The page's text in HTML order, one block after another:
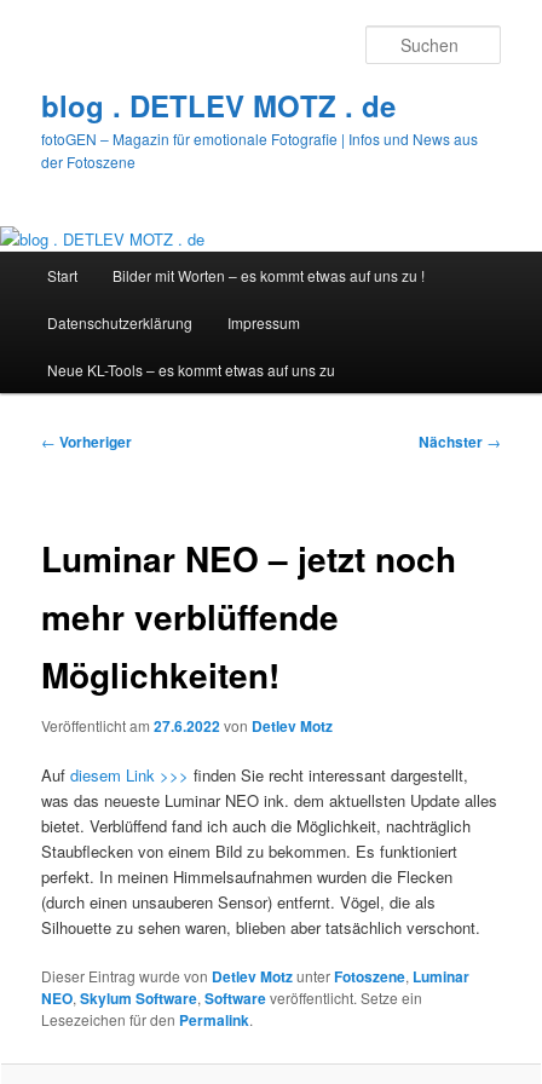
blog . DETLEV MOTZ . de
fotoGEN – Magazin für emotionale Fotografie | Infos und News aus
der Fotoszene
Start Bilder mit Worten – es kommt etwas auf uns zu !
Datenschutzerklärung Impressum
Neue KL-Tools – es kommt etwas auf uns zu
Beitragsnavigation
← Vorheriger Nächster →
Luminar NEO – jetzt noch
mehr verblüffende
Möglichkeiten!
Veröffentlicht am27.6.2022von Detlev Motz
Aufdiesem Link >>> finden Sie recht interessant dargestellt,
was das neueste Luminar NEO ink. dem aktuellsten Update alles
bietet. Verblüffend fand ich auch die Möglichkeit, nachträglich
Staubflecken von einem Bild zu bekommen. Es funktioniert
perfekt. In meinen Himmelsaufnahmen wurden die Flecken
(durch einen unsauberen Sensor) entfernt. Vögel, die als
Silhouette zu sehen waren, blieben aber tatsächlich verschont.
Dieser Eintrag wurde von Detlev MotzunterFotoszene, Luminar
NEO,Skylum Software,Softwareveröffentlicht. Setze ein
Lesezeichen für den Permalink.